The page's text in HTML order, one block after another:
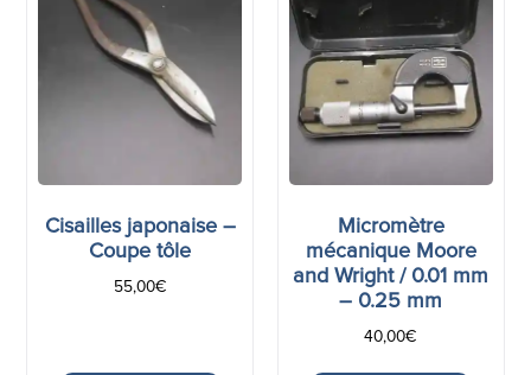
Cisailles japonaise –
Coupe tôle
55,00€
Micromètre
mécanique Moore
and Wright / 0.01 mm
– 0.25 mm
40,00€